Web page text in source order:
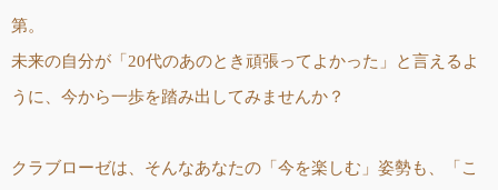
第。
未来の自分が「20代のあのとき頑張ってよかった」と言えるよ
うに、今から一歩を踏み出してみませんか？
クラブローゼは、そんなあなたの「今を楽しむ」姿勢も、「こ